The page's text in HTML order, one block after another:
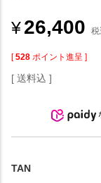
¥26,400 税
[ 528 ポイント進呈 ]
送料込
TAN